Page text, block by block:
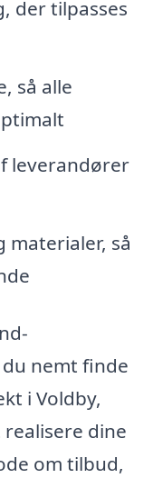
der tilpasses
så alle
leverandører
materialer, så
nemt finde
i Voldby,
dine
om tilbud,